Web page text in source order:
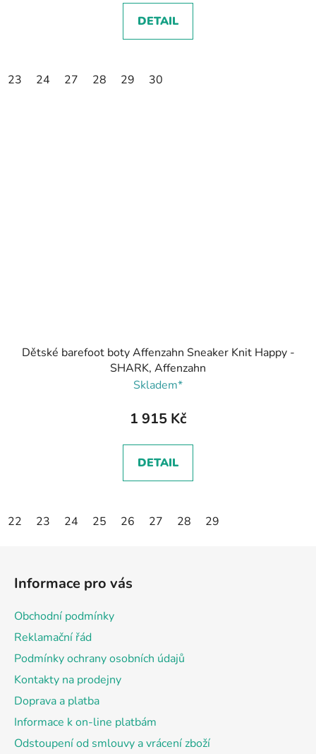
DETAIL
23 24 27 28 29 30
Dětské barefoot boty Affenzahn Sneaker Knit Happy -
SHARK, Affenzahn
Skladem*
1 915 Kč
DETAIL
22 23 24 25 26 27 28 29
Informace pro vás
Obchodní podmínky
Reklamační řád
Podmínky ochrany osobních údajů
Kontakty na prodejny
Doprava a platba
Informace k on-line platbám
Odstoupení od smlouvy a vrácení zboží